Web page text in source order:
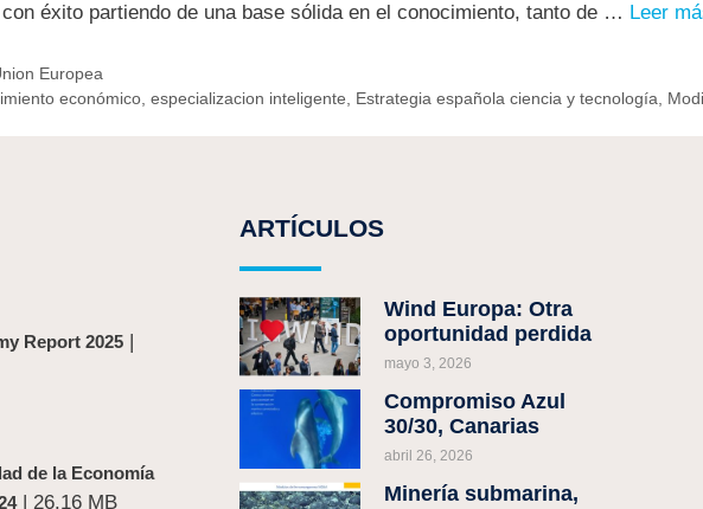
éxito partiendo de una base sólida en el conocimiento, tanto de … Leer
Europea
económico, especializacion inteligente Estrategia española ciencia y tecnología
Report 2025 |
de la Economía
| 26.16 MB
ARTÍCULOS
Wind Europa: Otra
oportunidad perdida
mayo 3, 2026
Compromiso Azul
30/30, Canarias
abril 26, 2026
Minería submarina,